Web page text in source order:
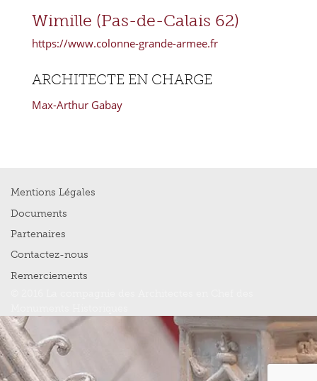
Wimille (Pas-de-Calais 62)
https://www.colonne-grande-armee.fr
ARCHITECTE EN CHARGE
Max-Arthur Gabay
Mentions Légales
Documents
Partenaires
Contactez-nous
Remerciements